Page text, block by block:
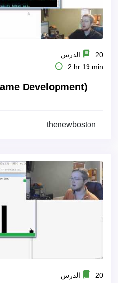
20 الدرس
2 hr 19 min
Development)
thenewboston
20 الدرس